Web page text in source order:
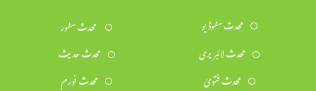
محدث سٹوڈیو
محدث سٹور
محدث لائبریری
محدث حدیث
محدث فتویٰ
محدث فورم